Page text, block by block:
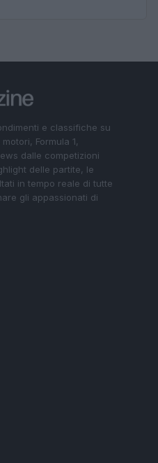
e classifiche su
Formula 1,
dalle competizioni
delle partite, le
in tempo reale di tutte
gli appassionati di